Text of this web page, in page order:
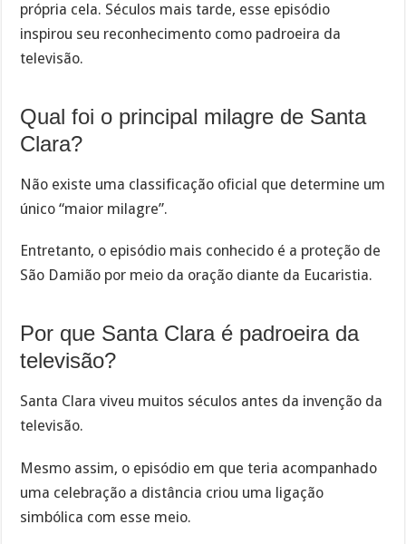
própria cela. Séculos mais tarde, esse episódio
inspirou seu reconhecimento como padroeira da
televisão.
Qual foi o principal milagre de Santa
Clara?
Não existe uma classificação oficial que determine um
único “maior milagre”.
Entretanto, o episódio mais conhecido é a proteção de
São Damião por meio da oração diante da Eucaristia.
Por que Santa Clara é padroeira da
televisão?
Santa Clara viveu muitos séculos antes da invenção da
televisão.
Mesmo assim, o episódio em que teria acompanhado
uma celebração a distância criou uma ligação
simbólica com esse meio.